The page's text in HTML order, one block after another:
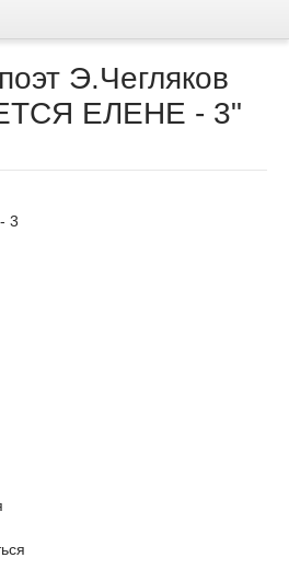
Э.Чегляков
ЕЛЕНЕ - 3"
3